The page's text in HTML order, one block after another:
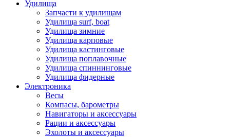
Удилища
Запчасти к удилищам
Удилища surf, boat
Удилища зимние
Удилища карповые
Удилища кастинговые
Удилища поплавочные
Удилища спиннинговые
Удилища фидерные
Электроника
Весы
Компасы, барометры
Навигаторы и аксессуары
Рации и аксессуары
Эхолоты и аксессуары